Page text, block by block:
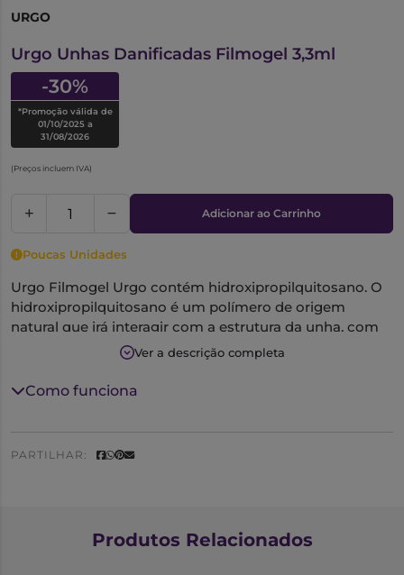
URGO
Urgo Unhas Danificadas Filmogel 3,3ml
-30%
*Promoção válida de
01/10/2025 a
31/08/2026
(Preços incluem IVA)
Adicionar ao Carrinho
Poucas Unidades
Urgo Filmogel Urgo contém hidroxipropilquitosano. O
hidroxipropilquitosano é um polímero de origem
natural que irá interagir com a estrutura da unha, com
uma ação de fortalecimento.Ver a descrição completa
Como funciona
PARTILHAR:
Produtos Relacionados